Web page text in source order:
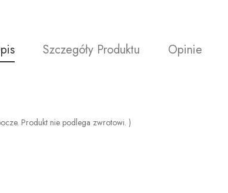
Szczegóły Produktu Opinie
Produkt nie podlega zwrotowi. )